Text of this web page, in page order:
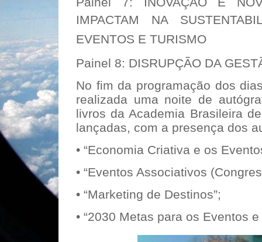
IMPACTAM NA
EVENTOS E TURISMO
Painel 8: DISRUPÇÃO DA
No fim da programação dos
realizada uma noite de
livros da Academia Brasileira
lançadas, com a presença dos
• “Economia Criativa e os
• “Eventos Associativos
• “Marketing de Destinos”;
• “2030 Metas para os Eventos